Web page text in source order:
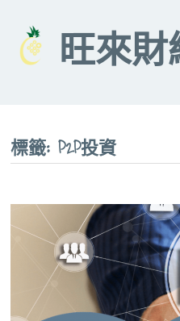
content
旺來財
標籤:P2P投資